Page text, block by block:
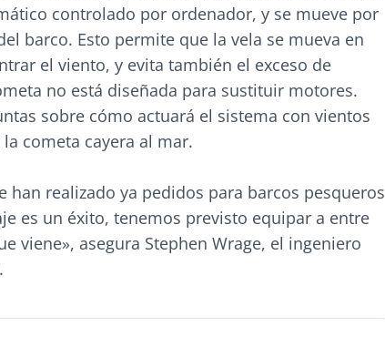
controlado por ordenador, y se mueve por
barco. Esto permite que la vela se mueva en
el viento, y evita también el exceso de
no está diseñada para sustituir motores.
sobre cómo actuará el sistema con vientos
cometa cayera al mar.
han realizado ya pedidos para barcos pesqueros
es un éxito, tenemos previsto equipar a entre
viene», asegura Stephen Wrage, el ingeniero